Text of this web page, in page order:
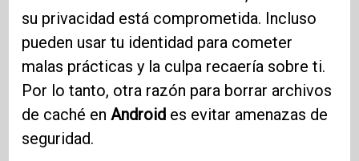
su privacidad está comprometida. Incluso
pueden usar tu identidad para cometer
malas prácticas y la culpa recaería sobre ti.
Por lo tanto, otra razón para borrar archivos
de caché enAndroid es evitar amenazas de
seguridad.